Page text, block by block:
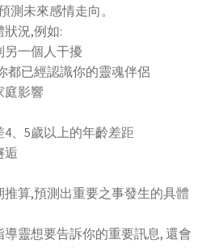
測未來感情走向。
況,例如:
一個人干擾
已經認識你的靈魂伴侶
影響
、5歲以上的年齡差距
逅
推算,預測出重要之事發生的具體
靈想要告訴你的重要訊息, 還會